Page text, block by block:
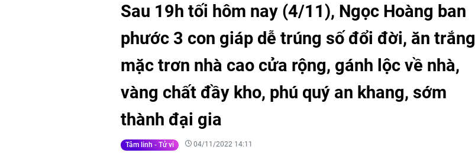
Sau 19h tối hôm nay (4/11), Ngọc Hoàng ban
phước 3 con giáp dễ trúng số đổi đời, ăn trắng
mặc trơn nhà cao cửa rộng, gánh lộc về nhà,
vàng chất đầy kho, phú quý an khang, sớm
thành đại gia
Tâm linh - Tử vi 04/11/2022 14:11